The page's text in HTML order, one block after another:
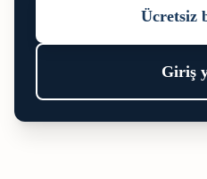
Ücretsiz
Giriş